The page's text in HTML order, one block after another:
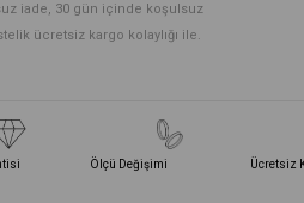
iade, 30 gün içinde koşulsuz
ücretsiz kargo kolaylığı ile.
Ölçü Değişimi Ücretsiz